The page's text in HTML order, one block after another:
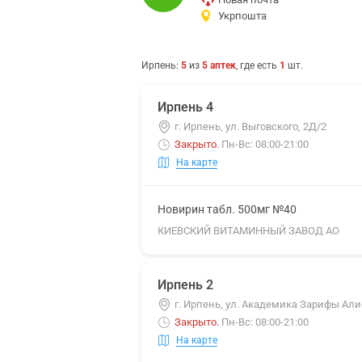
Укрпошта
Ирпень: 5 из 5 аптек, где есть 1 шт.
Ирпень 4
г. Ирпень, ул. Выговского, 2Д/2
Закрыто. Пн-Вс: 08:00-21:00
На карте
Новирин табл. 500мг №40
КИЕВСКИЙ ВИТАМИННЫЙ ЗАВОД АО
Ирпень 2
г. Ирпень, ул. Академика Зарифы
Закрыто. Пн-Вс: 08:00-21:00
На карте